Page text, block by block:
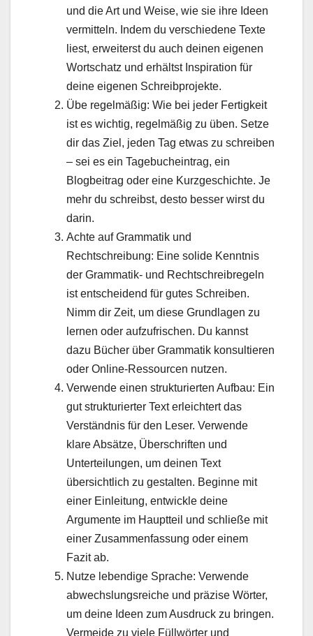
und die Art und Weise, wie sie ihre Ideen
vermitteln. Indem du verschiedene Texte
liest, erweiterst du auch deinen eigenen
Wortschatz und erhältst Inspiration für
deine eigenen Schreibprojekte.
Übe regelmäßig: Wie bei jeder Fertigkeit
ist es wichtig, regelmäßig zu üben. Setze
dir das Ziel, jeden Tag etwas zu schreiben
– sei es ein Tagebucheintrag, ein
Blogbeitrag oder eine Kurzgeschichte. Je
mehr du schreibst, desto besser wirst du
darin.
Achte auf Grammatik und
Rechtschreibung: Eine solide Kenntnis
der Grammatik- und Rechtschreibregeln
ist entscheidend für gutes Schreiben.
Nimm dir Zeit, um diese Grundlagen zu
lernen oder aufzufrischen. Du kannst
dazu Bücher über Grammatik konsultieren
oder Online-Ressourcen nutzen.
Verwende einen strukturierten Aufbau: Ein
gut strukturierter Text erleichtert das
Verständnis für den Leser. Verwende
klare Absätze, Überschriften und
Unterteilungen, um deinen Text
übersichtlich zu gestalten. Beginne mit
einer Einleitung, entwickle deine
Argumente im Hauptteil und schließe mit
einer Zusammenfassung oder einem
Fazit ab.
Nutze lebendige Sprache: Verwende
abwechslungsreiche und präzise Wörter,
um deine Ideen zum Ausdruck zu bringen.
Vermeide zu viele Füllwörter und